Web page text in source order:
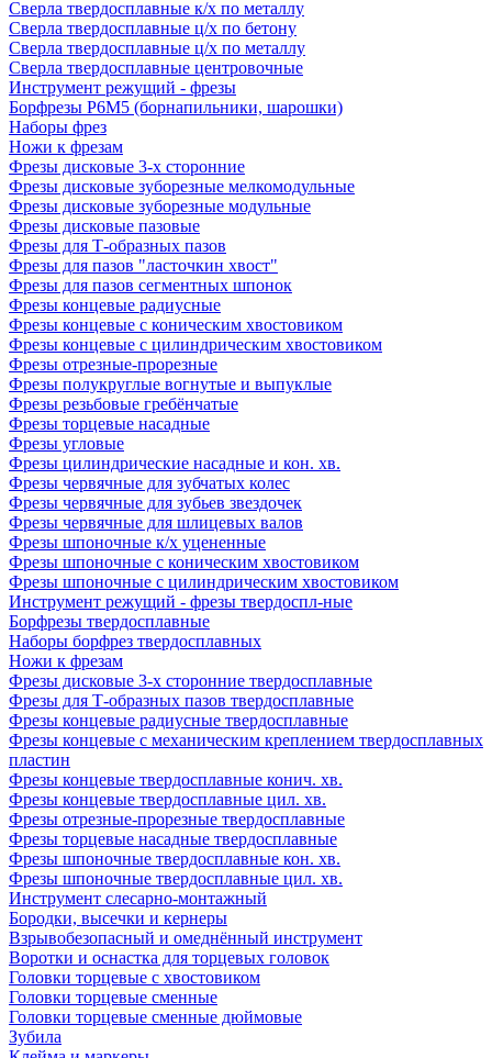
Сверла твердосплавные к/х по металлу
Сверла твердосплавные ц/х по бетону
Сверла твердосплавные ц/х по металлу
Сверла твердосплавные центровочные
Инструмент режущий - фрезы
Борфрезы Р6М5 (борнапильники, шарошки)
Наборы фрез
Ножи к фрезам
Фрезы дисковые 3-х сторонние
Фрезы дисковые зуборезные мелкомодульные
Фрезы дисковые зуборезные модульные
Фрезы дисковые пазовые
Фрезы для Т-образных пазов
Фрезы для пазов "ласточкин хвост"
Фрезы для пазов сегментных шпонок
Фрезы концевые радиусные
Фрезы концевые с коническим хвостовиком
Фрезы концевые с цилиндрическим хвостовиком
Фрезы отрезные-прорезные
Фрезы полукруглые вогнутые и выпуклые
Фрезы резьбовые гребёнчатые
Фрезы торцевые насадные
Фрезы угловые
Фрезы цилиндрические насадные и кон. хв.
Фрезы червячные для зубчатых колес
Фрезы червячные для зубьев звездочек
Фрезы червячные для шлицевых валов
Фрезы шпоночные к/х уцененные
Фрезы шпоночные с коническим хвостовиком
Фрезы шпоночные с цилиндрическим хвостовиком
Инструмент режущий - фрезы твердоспл-ные
Борфрезы твердосплавные
Наборы борфрез твердосплавных
Ножи к фрезам
Фрезы дисковые 3-х сторонние твердосплавные
Фрезы для Т-образных пазов твердосплавные
Фрезы концевые радиусные твердосплавные
Фрезы концевые с механическим креплением твердосплавных
пластин
Фрезы концевые твердосплавные конич. хв.
Фрезы концевые твердосплавные цил. хв.
Фрезы отрезные-прорезные твердосплавные
Фрезы торцевые насадные твердосплавные
Фрезы шпоночные твердосплавные кон. хв.
Фрезы шпоночные твердосплавные цил. хв.
Инструмент слесарно-монтажный
Бородки, высечки и кернеры
Взрывобезопасный и омеднённый инструмент
Воротки и оснаcтка для торцевых головок
Головки торцевые с хвостовиком
Головки торцевые сменные
Головки торцевые сменные дюймовые
Зубила